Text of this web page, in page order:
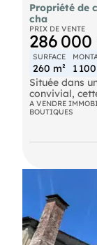
Propriété de
cha
PRIX DE VENTE
286 000
SURFACE
260 m²
1
Située dans
convivial,
vie privilégié
qui traverse
beaux
projets.
Elle se
A VENDRE
BOUTIQUES